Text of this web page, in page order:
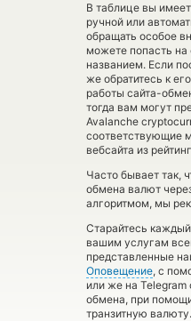
В таблице вы
ручной или
обращать особое
можете попасть
названием. Если
же обратитесь к
работы сайта-
тогда вам могут
Avalanche
соответствующие
вебсайта из
Часто бывает так,
обмена валют
алгоритмом, мы
Старайтесь
вашим услугам
представленные
Оповещение, с
или же на Telegram
обмена, при
транзитную валюту.